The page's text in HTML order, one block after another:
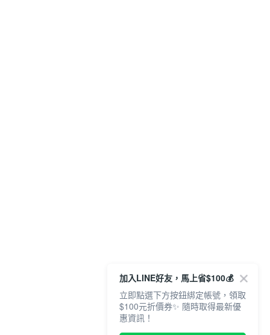
加入LINE好友，馬上省$100💰
立即點選下方按鈕綁定帳號，領取
$100元折價券✨ 隨時取得最新優
惠資訊！